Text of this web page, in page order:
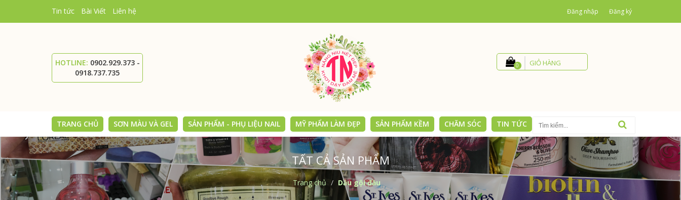
Tin tức Bài Viết Liên hệ Đăng nhập Đăng ký
HOTLINE: 0902.929.373 -
0918.737.735
0 GIỎ HÀNG
TRANG CHỦ SƠN MÀU VÀ GEL SẢN PHẨM - PHỤ LIỆU NAIL MỸ PHẨM LÀM ĐẸP SẢN PHẨM KỀM CHĂM SÓC TIN TỨC LIÊN HỆ
TẤT CẢ SẢN PHẨM
Trang chủ Dầu gội đầu